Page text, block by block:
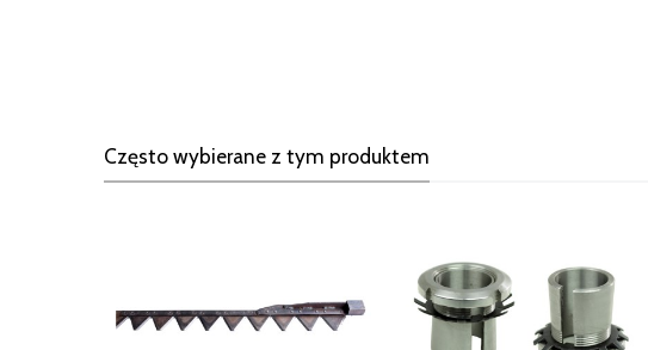
Często wybierane z tym produktem